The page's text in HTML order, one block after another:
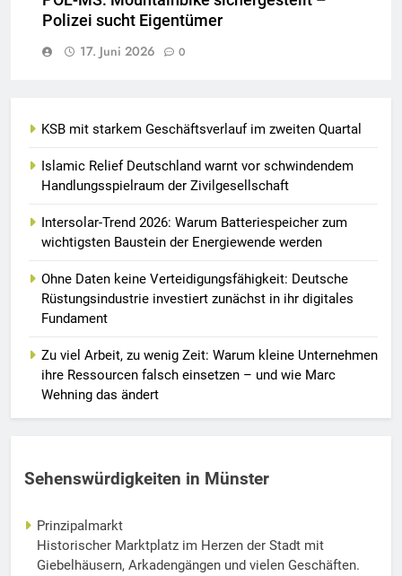
Polizei sucht Eigentümer
17. Juni 2026
0
KSB mit starkem Geschäftsverlauf im zweiten Quartal
Islamic Relief Deutschland warnt vor schwindendem
Handlungsspielraum der Zivilgesellschaft
Intersolar-Trend 2026: Warum Batteriespeicher zum
wichtigsten Baustein der Energiewende werden
Ohne Daten keine Verteidigungsfähigkeit: Deutsche
Rüstungsindustrie investiert zunächst in ihr digitales
Fundament
Zu viel Arbeit, zu wenig Zeit: Warum kleine Unternehmen
ihre Ressourcen falsch einsetzen – und wie Marc
Wehning das ändert
Sehenswürdigkeiten in Münster
Prinzipalmarkt
Historischer Marktplatz im Herzen der Stadt mit
Giebelhäusern, Arkadengängen und vielen Geschäften.